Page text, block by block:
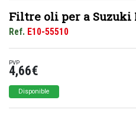
Filtre oli per a Suzuki
Ref. E10-55510
PVP
4,66€
Disponible